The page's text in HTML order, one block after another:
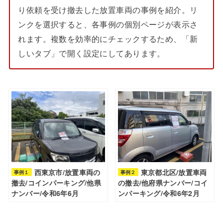
り依頼を受け撤去した放置車両の事例を紹介。リ
ンクを選択すると、各事例の個別ページが表示さ
れます。複数を効率的にチェックするため、「新
しいタブ」で開く設定にしてあります。
事例１
西東京市/放置車両の
撤去/コインパーキング/他県
ナンバー/令和6年6月
事例２
東京都北区/放置車両
の撤去/他府県ナンバー/コイ
ンパーキング/令和6年2月